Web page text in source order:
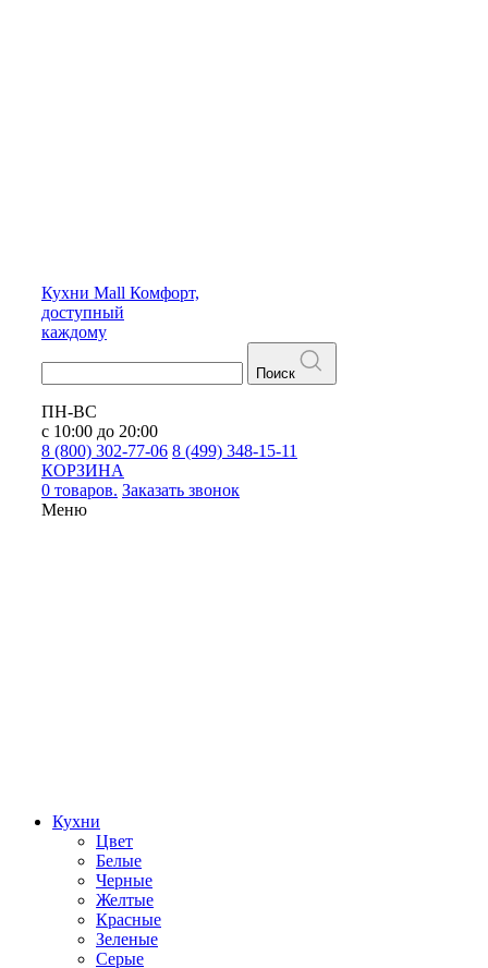
Кухни Mall Комфорт,
доступный
каждому
Поиск
ПН-ВС
с 10:00 до 20:00
8 (800) 302-77-06 8 (499) 348-15-11
КОРЗИНА
0 товаров. Заказать звонок
Меню
Кухни
Цвет
Белые
Черные
Желтые
Красные
Зеленые
Серые